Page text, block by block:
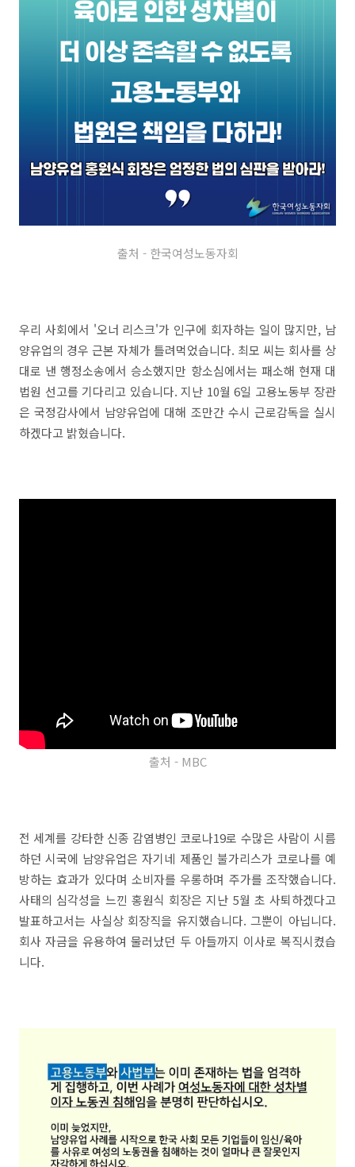
출처 - 한국여성노동자회
우리 사회에서 '오너 리스크'가 인구에 회자하는 일이 많지만, 남
양유업의 경우 근본 자체가 틀려먹었습니다. 최모 씨는 회사를 상
대로 낸 행정소송에서 승소했지만 항소심에서는 패소해 현재 대
법원 선고를 기다리고 있습니다. 지난 10월 6일 고용노동부 장관
은 국정감사에서 남양유업에 대해 조만간 수시 근로감독을 실시
하겠다고 밝혔습니다.
출처 - MBC
전 세계를 강타한 신종 감염병인 코로나19로 수많은 사람이 시름
하던 시국에 남양유업은 자기네 제품인 불가리스가 코로나를 예
방하는 효과가 있다며 소비자를 우롱하며 주가를 조작했습니다.
사태의 심각성을 느낀 홍원식 회장은 지난 5월 초 사퇴하겠다고
발표하고서는 사실상 회장직을 유지했습니다. 그뿐이 아닙니다.
회사 자금을 유용하여 물러났던 두 아들까지 이사로 복직시켰습
니다.